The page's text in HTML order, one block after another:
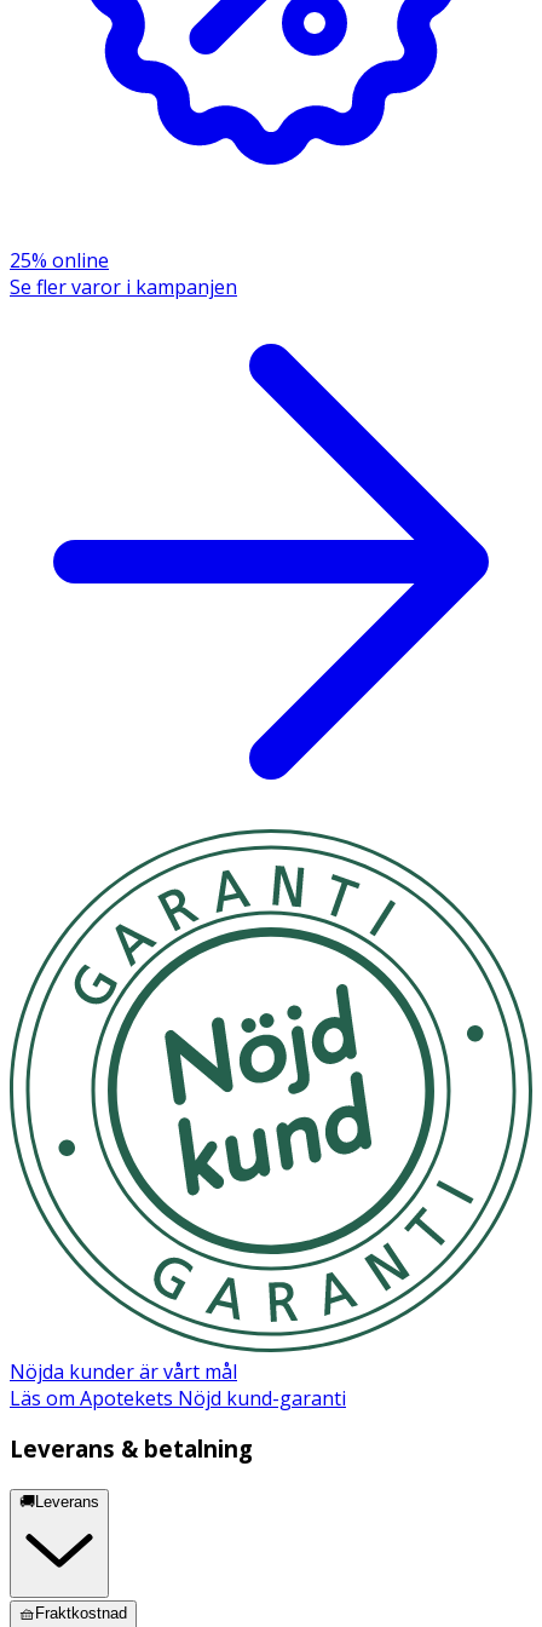
25% online
Se fler varor i kampanjen
Nöjda kunder är vårt mål
Läs om Apotekets Nöjd kund-garanti
Leverans & betalning
🚚Leverans
🧺Fraktkostnad